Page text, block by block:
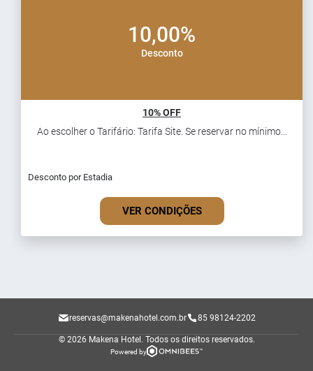
10,00%
Desconto
10% OFF
Ao escolher o Tarifário: Tarifa Site. Se reservar no mínimo...
Desconto por Estadia
VER CONDIÇÕES
reservas@makenahotel.com.br 85 98124-2202
© 2026 Makena Hotel. Todos os direitos reservados.
Powered by